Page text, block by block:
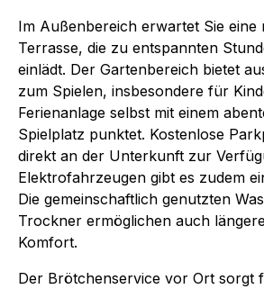
Im Außenbereich erwartet Sie eine
Terrasse, die zu entspannten
einlädt. Der Gartenbereich bietet
zum Spielen, insbesondere für
Ferienanlage selbst mit einem
Spielplatz punktet. Kostenlose
direkt an der Unterkunft zur
Elektrofahrzeugen gibt es zudem
Die gemeinschaftlich genutzten
Trockner ermöglichen auch
Komfort.
Der Brötchenservice vor Ort sorgt